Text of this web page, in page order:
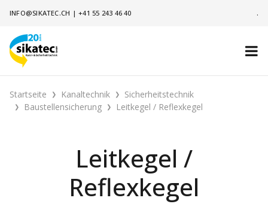
INFO@SIKATEC.CH |+41 55 243 46 40 .
Startseite Kanaltechnik
Sicherheitstechnik
Baustellensicherung
Leitkegel / Reflexkegel
Leitkegel /
Reflexkegel